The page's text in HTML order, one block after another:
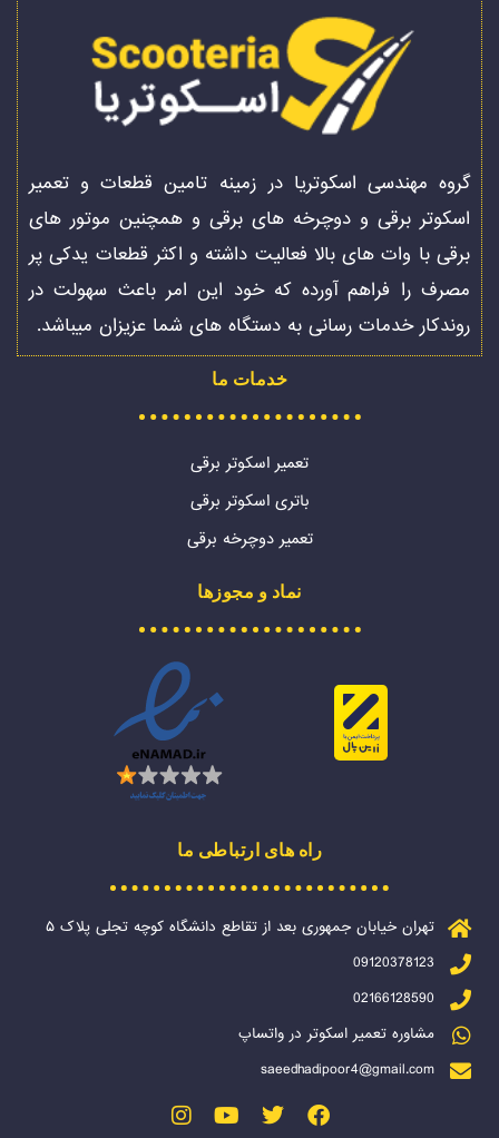
گروه مهندسی اسکوتریا در زمینه تامین قطعات و تعمیر
اسکوتر برقی و دوچرخه های برقی و همچنین موتور های
برقی با وات های بالا فعالیت داشته و اکثر قطعات یدکی پر
مصرف را فراهم آورده که خود این امر باعث سهولت در
روندکار خدمات رسانی به دستگاه های شما عزیزان میباشد.
خدمات ما
تعمیر اسکوتر برقی
باتری اسکوتر برقی
تعمیر دوچرخه برقی
نماد و مجوزها
راه های ارتباطی ما
تهران خیابان جمهوری بعد از تقاطع دانشگاه کوچه تجلی پلاک ۵
09120378123
02166128590
مشاوره تعمیر اسکوتر در واتساپ
saeedhadipoor4@gmail.com